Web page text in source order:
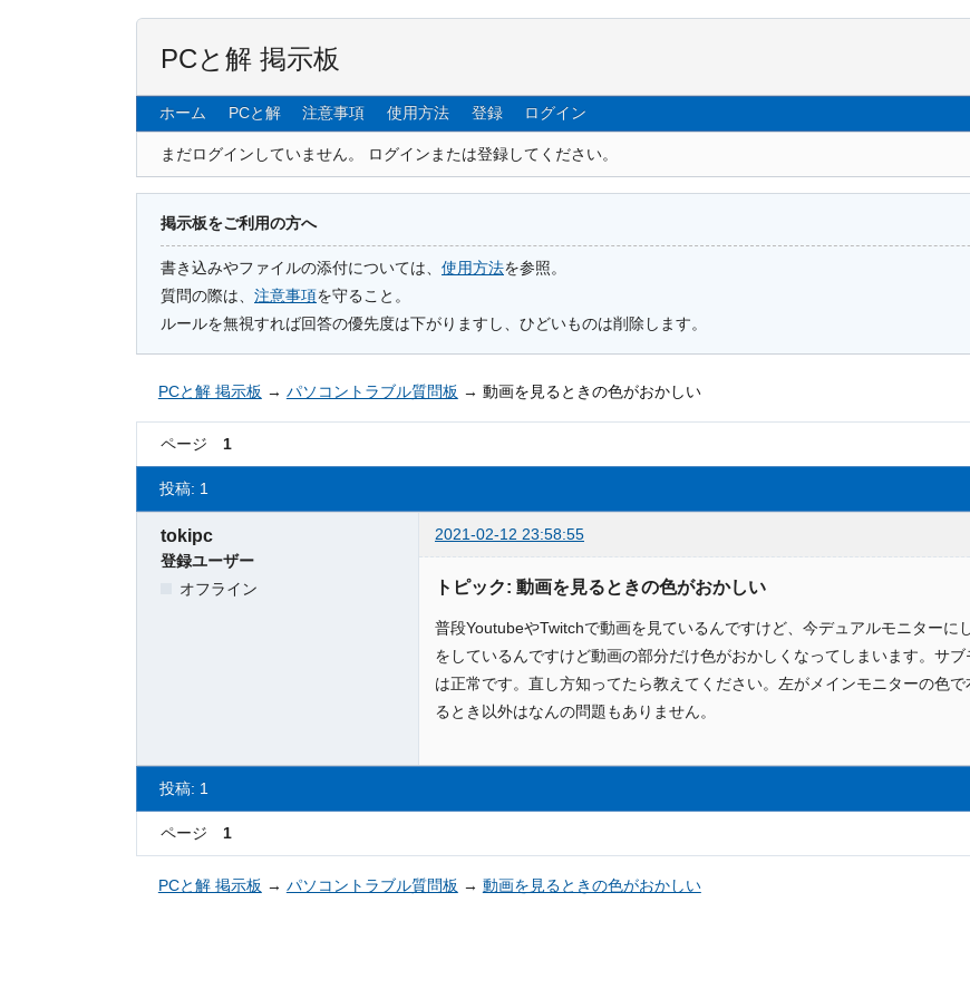
PCと解 掲示板
ホーム PCと解 注意事項 使用方法 登録 ログイン
まだログインしていません。 ログインまたは登録してください。
掲示板をご利用の方へ
書き込みやファイルの添付については、 使用方法を参照。
質問の際は、 注意事項を守ること。
ルールを無視すれば回答の優先度は下がりますし、ひどいものは削除します。
PCと解 掲示板 → パソコントラブル質問板 → 動画を見るときの色がおかしい
ページ 1
投稿: 1
tokipc
2021-02-12 23:58:55
登録ユーザー
オフライン
トピック: 動画を見るときの色がおかしい
普段YoutubeやTwitchで動画を見ているんですけど、今デュアルモニター
をしているんですけど動画の部分だけ色がおかしくなってしまいます。サ
は正常です。直し方知ってたら教えてください。左がメインモニターの色
るとき以外はなんの問題もありません。
投稿: 1
ページ 1
PCと解 掲示板 → パソコントラブル質問板 → 動画を見るときの色がおかしい